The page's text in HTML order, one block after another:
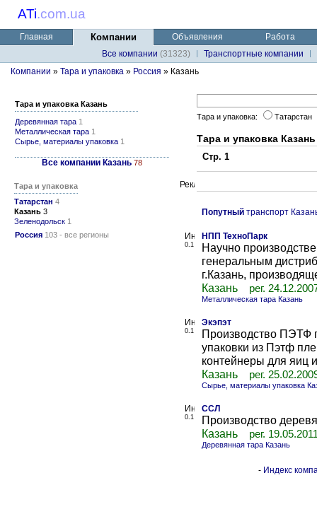
ATi.com.ua
Главная Компании Объявления
Работа
Все компании (31323)
Транспортные компании
Компании » Тара и упаковка » Россия » Казань
Тара и упаковка Казань
Деревянная тара 1
Металлическая тара 1
Сырье, материалы упаковка 1
Все компании Казань 78
Тара и упаковка
Татарстан 4
Казань 3
Зеленодольск 1
Россия 103 - все регионы
Тара и упаковка: Татарстан
Тара и упаковка Казань
Стр. 1
Попутный транспорт
0.1
НПП ТехноПарк
Научно
генеральным
г.Казань,
Казань
рег.
Металлическая тара Казань
0.1
Экэпэт
Производство ПЭТФ
упаковки из Пэтф
контейнеры для яиц
Казань
рег.
Сырье, материалы упаковка
0.1
ССЛ
Производство
Казань
рег.
Деревянная тара Казань
- Индекс